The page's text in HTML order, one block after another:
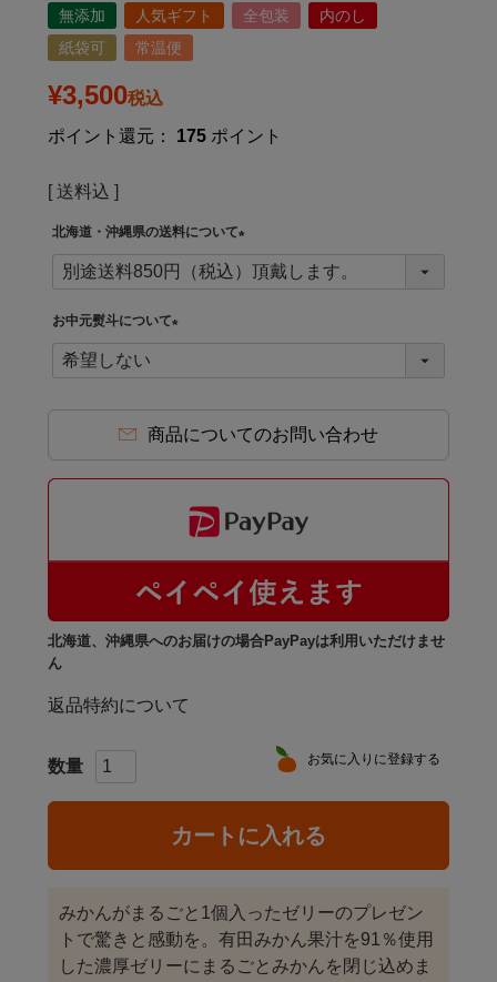
無添加 人気ギフト 全包装
内のし
紙袋可
常温便
¥3,500税込
ポイント還元：
175 ポイント
送料込
北海道・沖縄県の送料について
(
必
)
お中元熨斗について
必
)
商品についてのお問い合わせ
北海道、沖縄県へのお届けの場合PayPayは利用いただけませ
ん
返品特約について
お気に入りに登録する
カートに入れる
みかんがまるごと1個入ったゼリーのプレゼン
トで驚きと感動を。有田みかん果汁を91％使用
した濃厚ゼリーにまるごとみかんを閉じ込めま